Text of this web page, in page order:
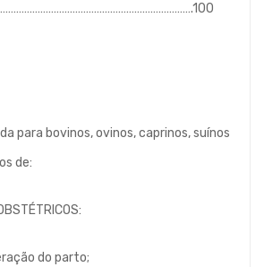
para bovinos, ovinos, caprinos, suínos
de:
do parto;